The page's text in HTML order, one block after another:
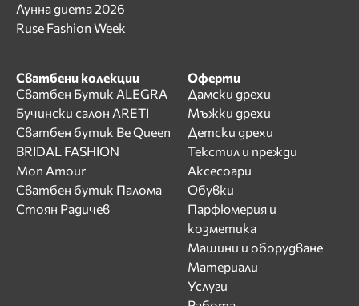
Лунна диета 2026
Ruse Fashion Week
Сватбени колекции
Сватбен Бутик ALEGRA
Бучински салон ARETI
Сватбен бутик Be Queen
BRIDAL FASHION
Mon Amour
Сватбен бутик Палома
Стоян Радичев
Оферти
Дамски дрехи
Мъжки дрехи
Детски дрехи
Текстил и прежди
Аксесоари
Обувки
Парфюмерия и
козметика
Машини и оборудване
Материали
Услуги